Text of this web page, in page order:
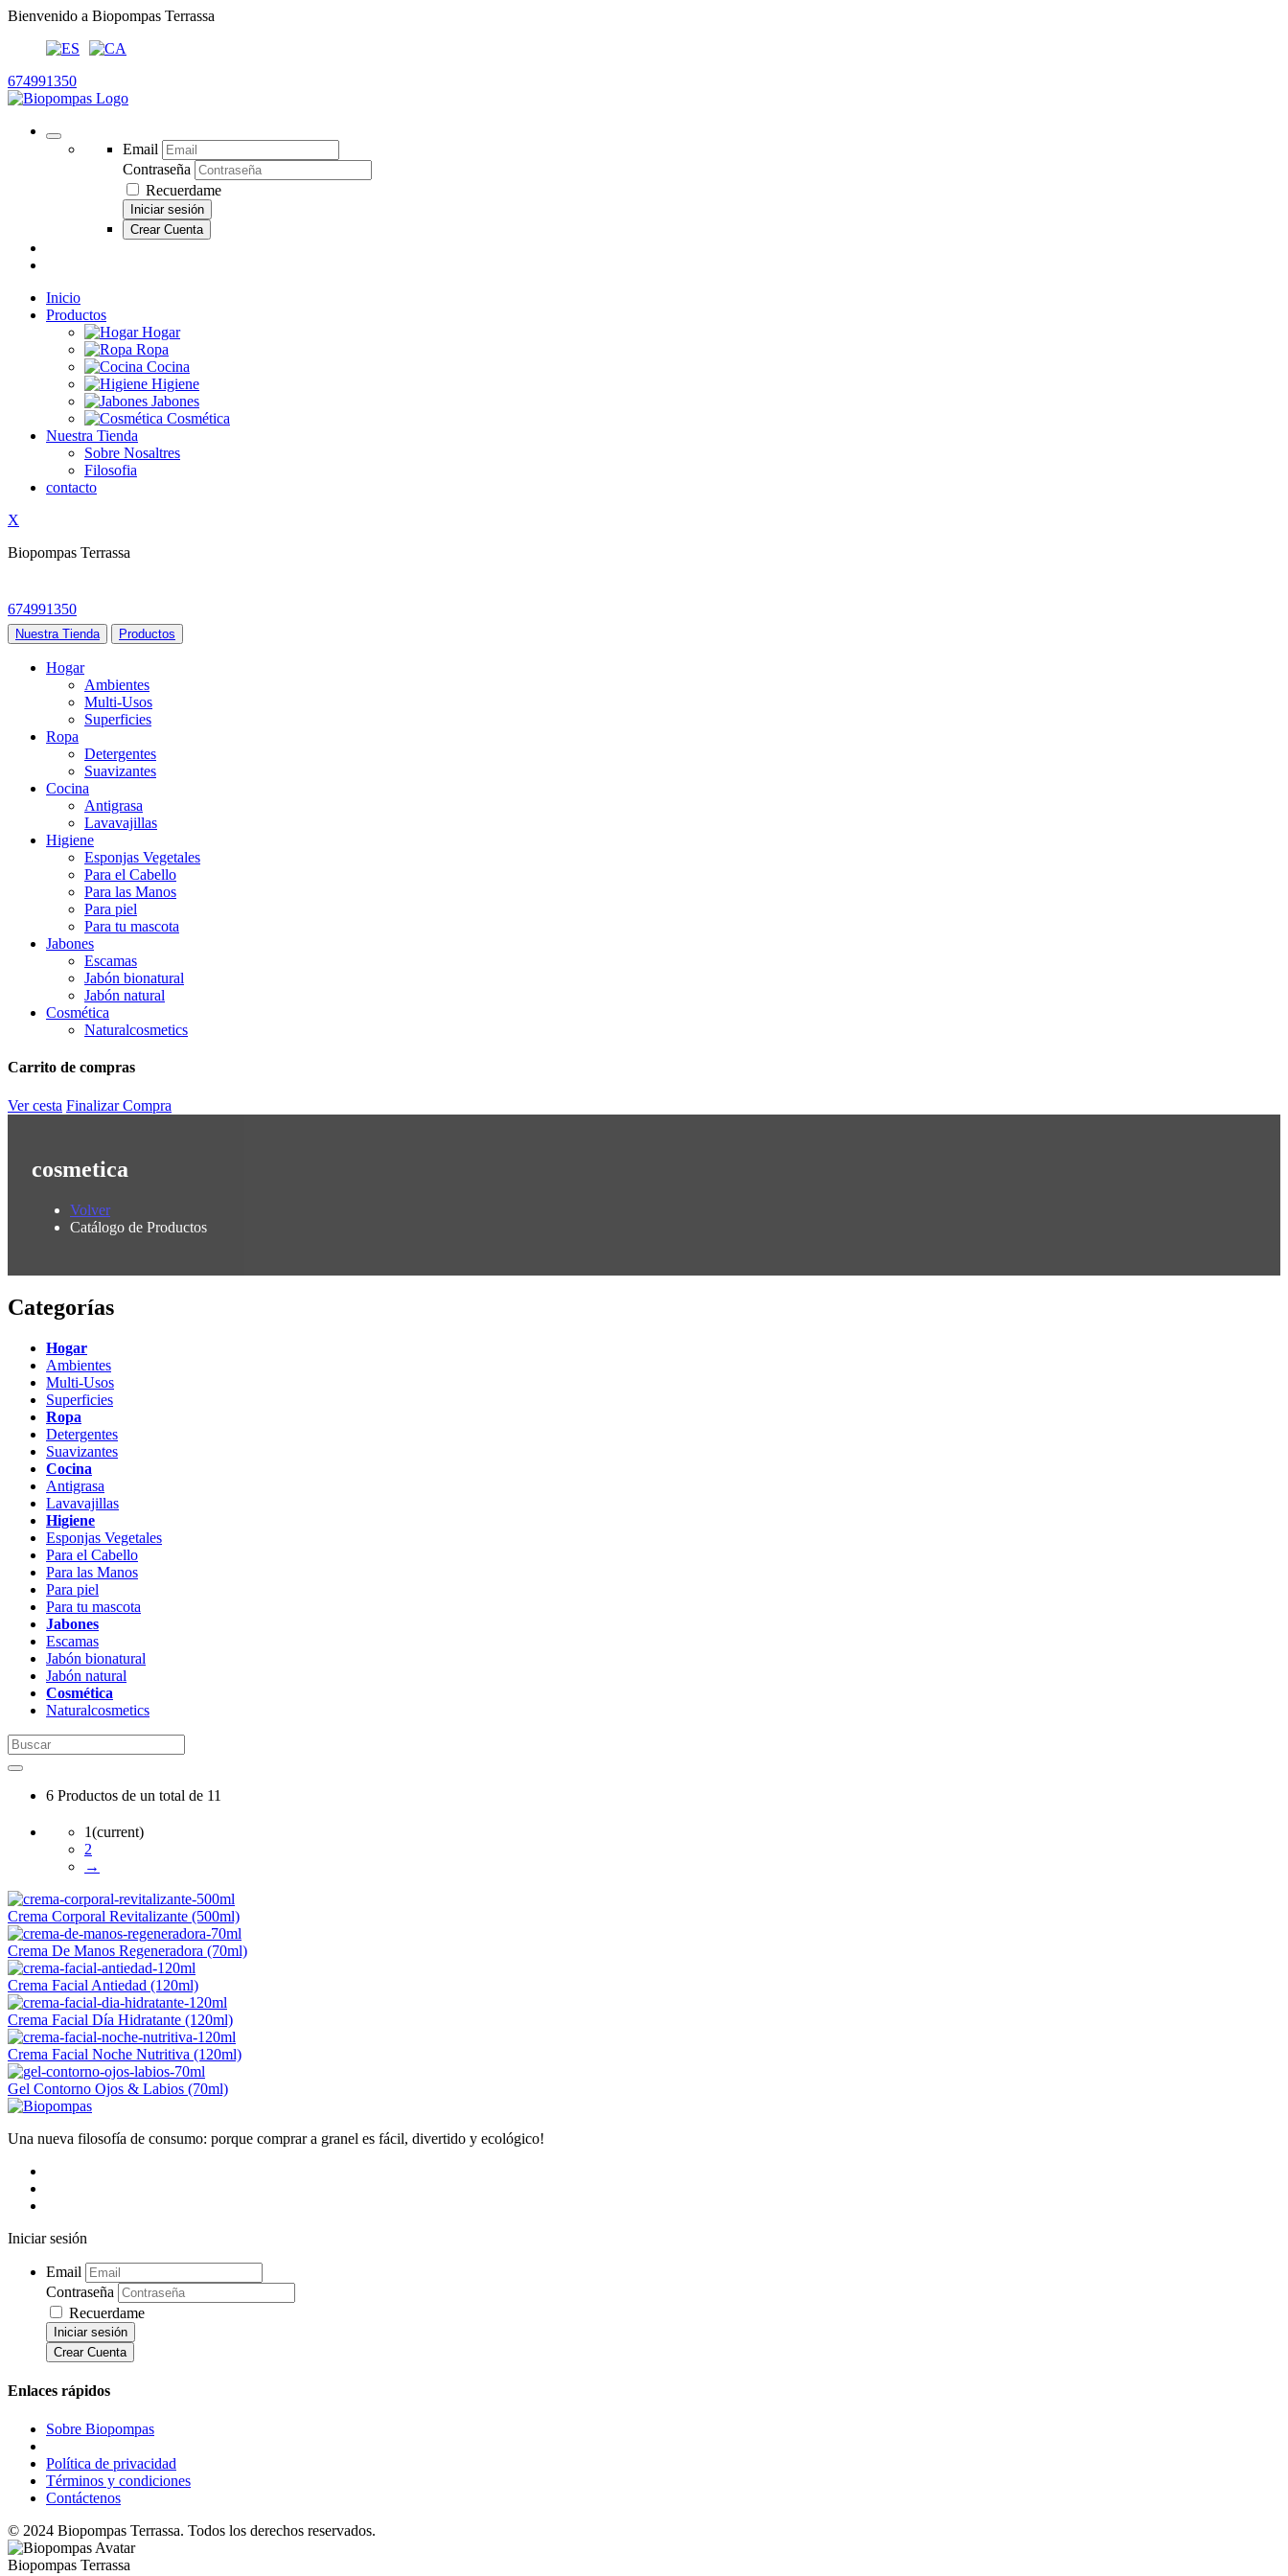
Bienvenido a Biopompas Terrassa
674991350
Email
Contraseña
Recuerdame
Iniciar sesión
Crear Cuenta
Inicio
Productos
Hogar
Ropa
Cocina
Higiene
Jabones
Cosmética
Nuestra Tienda
Sobre Nosaltres
Filosofia
contacto
X
Biopompas Terrassa
674991350
Nuestra Tienda Productos
Hogar
Ambientes
Multi-Usos
Superficies
Ropa
Detergentes
Suavizantes
Cocina
Antigrasa
Lavavajillas
Higiene
Esponjas Vegetales
Para el Cabello
Para las Manos
Para piel
Para tu mascota
Jabones
Escamas
Jabón bionatural
Jabón natural
Cosmética
Naturalcosmetics
Carrito de compras
Ver cesta Finalizar Compra
cosmetica
Volver
Catálogo de Productos
Categorías
Hogar
Ambientes
Multi-Usos
Superficies
Ropa
Detergentes
Suavizantes
Cocina
Antigrasa
Lavavajillas
Higiene
Esponjas Vegetales
Para el Cabello
Para las Manos
Para piel
Para tu mascota
Jabones
Escamas
Jabón bionatural
Jabón natural
Cosmética
Naturalcosmetics
6 Productos de un total de 11
1(current)
2
→
Crema Corporal Revitalizante (500ml)
Crema De Manos Regeneradora (70ml)
Crema Facial Antiedad (120ml)
Crema Facial Día Hidratante (120ml)
Crema Facial Noche Nutritiva (120ml)
Gel Contorno Ojos & Labios (70ml)
Una nueva filosofía de consumo: porque comprar a granel es fácil, divertido y ecológico!
Iniciar sesión
Email
Contraseña
Recuerdame
Iniciar sesión
Crear Cuenta
Enlaces rápidos
Sobre Biopompas
Política de privacidad
Términos y condiciones
Contáctenos
© 2024 Biopompas Terrassa. Todos los derechos reservados.
Biopompas Terrassa